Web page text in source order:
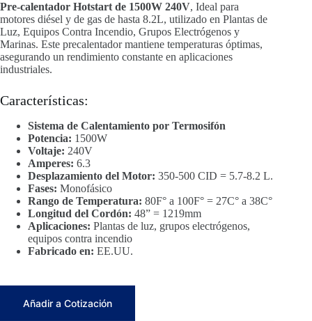
Pre-calentador Hotstart de 1500W 240V, Ideal para
motores diésel y de gas de hasta 8.2L, utilizado en Plantas de
Luz, Equipos Contra Incendio, Grupos Electrógenos y
Marinas. Este precalentador mantiene temperaturas óptimas,
asegurando un rendimiento constante en aplicaciones
industriales.
Características:
Sistema de Calentamiento por Termosifón
Potencia: 1500W
Voltaje: 240V
Amperes: 6.3
Desplazamiento del Motor: 350-500 CID = 5.7-8.2 L.
Fases: Monofásico
Rango de Temperatura: 80F° a 100F° = 27C° a 38C°
Longitud del Cordón: 48” = 1219mm
Aplicaciones: Plantas de luz, grupos electrógenos,
equipos contra incendio
Fabricado en: EE.UU.
Añadir a Cotización